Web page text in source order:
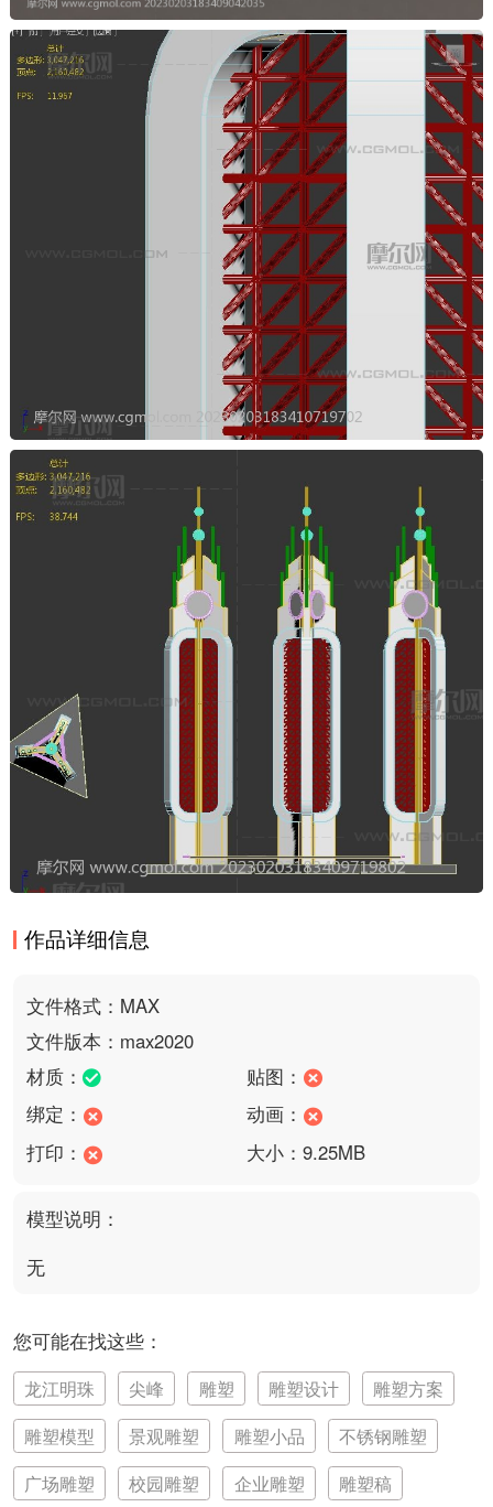
作品详细信息
文件格式：MAX
文件版本：max2020
材质：
贴图：
绑定：
动画：
打印：
大小：9.25MB
模型说明：
无
您可能在找这些：
龙江明珠 尖峰 雕塑 雕塑设计
雕塑方案
雕塑模型
景观雕塑 雕塑小品
不锈钢雕塑
广场雕塑
校园雕塑 企业雕塑
雕塑稿